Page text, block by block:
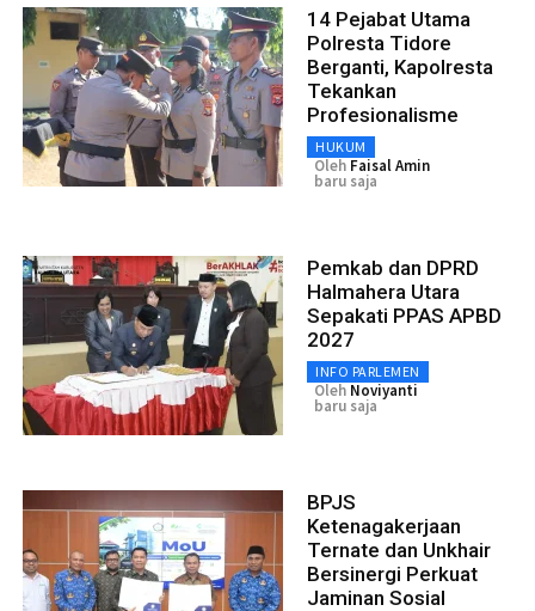
14 Pejabat Utama
Polresta Tidore
Berganti, Kapolresta
Tekankan
Profesionalisme
HUKUM
Oleh Faisal Amin
baru saja
Pemkab dan DPRD
Halmahera Utara
Sepakati PPAS APBD
2027
INFO PARLEMEN
Oleh Noviyanti
baru saja
BPJS
Ketenagakerjaan
Ternate dan Unkhair
Bersinergi Perkuat
Jaminan Sosial